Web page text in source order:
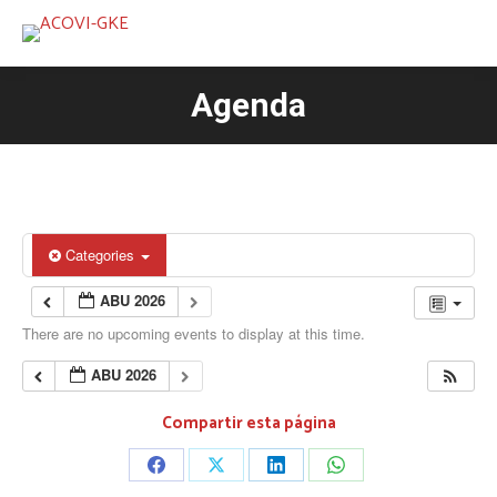
Agenda
You are here:
Categories
ABU 2026
There are no upcoming events to display at this time.
ABU 2026
Compartir esta página
Share Share Share Share